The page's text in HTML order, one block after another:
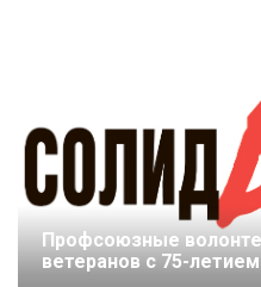
Профсоюзные
ветеранов с 75-